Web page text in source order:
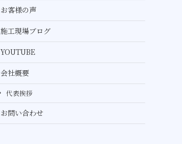
お客様の声
施工現場ブログ
YOUTUBE
会社概要
代表挨拶
お問い合わせ